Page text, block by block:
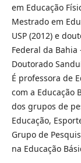
em Educação
Mestrado em
USP (2012) e
Federal da Bahia
Doutorado
É professora de
com a Educação
dos grupos de
Educação,
Grupo de
na Educação